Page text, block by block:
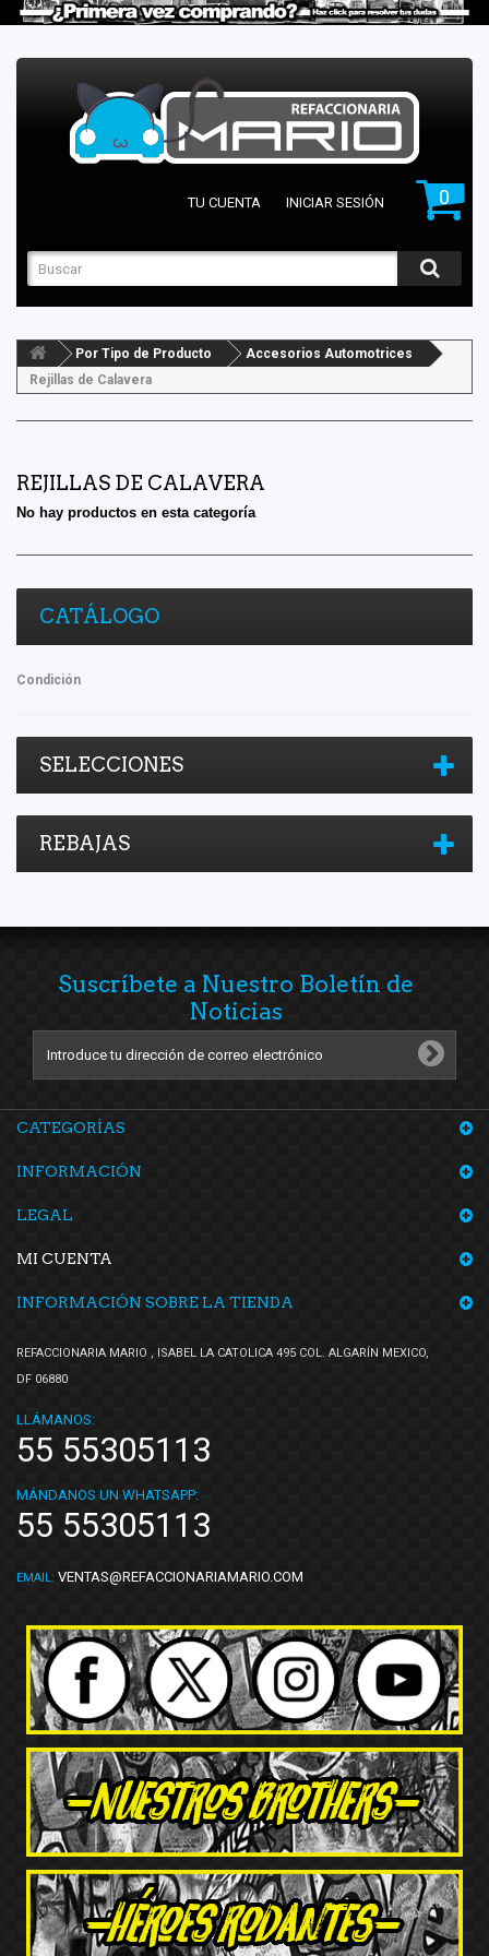
0
TU CUENTA INICIAR SESIÓN
Por Tipo de Producto
Accesorios Automotrices
Rejillas de Calavera
REJILLAS DE CALAVERA
No hay productos en esta categoría
CATÁLOGO
Condición
SELECCIONES
REBAJAS
Suscríbete a Nuestro Boletín de
Noticias
CATEGORÍAS
INFORMACIÓN
LEGAL
MI CUENTA
INFORMACIÓN SOBRE LA TIENDA
REFACCIONARIA MARIO , ISABEL LA CATOLICA 495 COL. ALGARÍN MEXICO,
DF 06880
LLÁMANOS:
55 55305113
MÁNDANOS UN WHATSAPP:
55 55305113
EMAIL: VENTAS@REFACCIONARIAMARIO.COM